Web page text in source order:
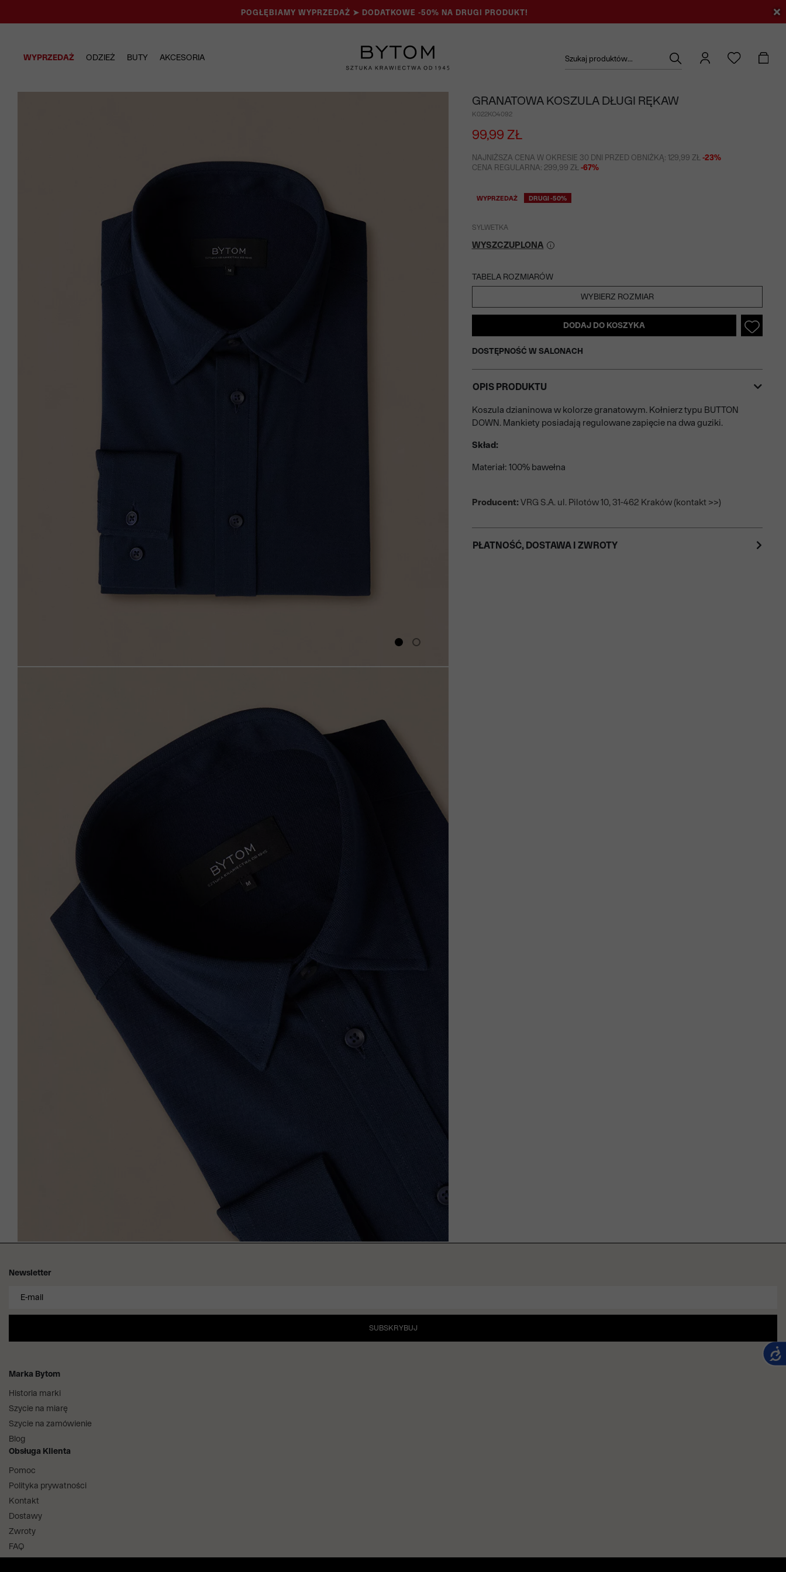
POGŁĘBIAMY WYPRZEDAŻ ➤ DODATKOWE -50% NA DRUGI PRODUKT!
WYPRZEDAŻ ODZIEŻ BUTY AKCESORIA Szukaj produktów...
GRANATOWA KOSZULA DŁUGI RĘKAW
K022KO4092
99,99 ZŁ
NAJNIŻSZA CENA W OKRESIE 30 DNI PRZED OBNIŻKĄ: 129,99 ZŁ -23%
CENA REGULARNA: 299,99 ZŁ -67%
WYPRZEDAŻ DRUGI -50%
SYLWETKA
WYSZCZUPLONA
TABELA ROZMIARÓW
WYBIERZ ROZMIAR
DODAJ DO KOSZYKA
DOSTĘPNOŚĆ W SALONACH
OPIS PRODUKTU
Koszula dzianinowa w kolorze granatowym. Kołnierz typu BUTTON
DOWN. Mankiety posiadają regulowane zapięcie na dwa guziki.
Skład:
Materiał: 100% bawełna
Producent: VRG S.A. ul. Pilotów 10, 31-462 Kraków (kontakt >>)
PŁATNOŚĆ, DOSTAWA I ZWROTY
Marka Bytom
Historia marki
Szycie na miarę
Szycie na zamówienie
Blog
Obsługa Klienta
Pomoc
Polityka prywatności
Kontakt
Dostawy
Zwroty
FAQ
Newsletter